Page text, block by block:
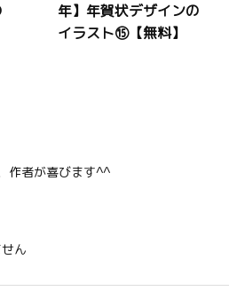
年】年賀状デザインの
イラスト⑮【無料】
作者が喜びます^^
ん